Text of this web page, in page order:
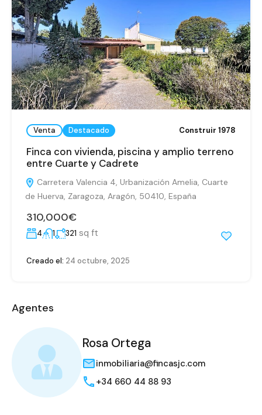
Venta Destacado Construir 1978
Finca con vivienda, piscina y amplio terreno
entre Cuarte y Cadrete
Carretera Valencia 4, Urbanización Amelia, Cuarte
de Huerva, Zaragoza, Aragón, 50410, España
310,000€
4 1 321 sq ft
Creado el: 24 octubre, 2025
Agentes
Rosa Ortega
inmobiliaria@fincasjc.com
+34 660 44 88 93